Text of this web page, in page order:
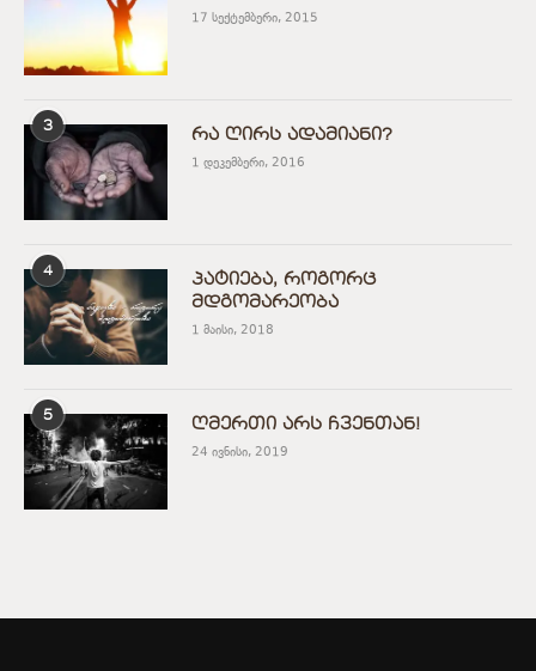
17 სექტემბერი, 2015
3
რა ღირს ადამიანი?
1 დეკემბერი, 2016
4
პატიება, როგორც
მდგომარეობა
1 მაისი, 2018
5
ღმერთი არს ჩვენთან!
24 ივნისი, 2019